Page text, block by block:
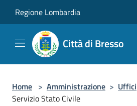
Regione Lombardia
Città di Bresso
Home > Amministrazione > Uffici
Servizio Stato Civile